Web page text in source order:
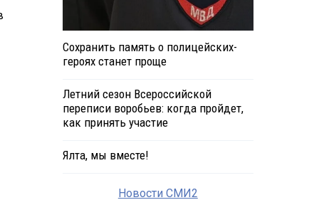
Сохранить память о полицейских-
героях станет проще
Летний сезон Всероссийской
переписи воробьев: когда пройдет,
как принять участие
Ялта, мы вместе!
Новости СМИ2